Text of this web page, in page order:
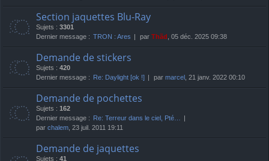
Section jaquettes Blu-Ray
Sujets : 3301
Dernier message : TRON : Ares par Thãd , 05 déc. 2025 09:38
Demande de stickers
Sujets : 420
Dernier message : Re: Daylight [ok !] par marcel , 21 janv. 2022 00:10
Demande de pochettes
Sujets : 162
Dernier message : Re: Terreur dans le ciel, Pté…
par chalem , 23 juil. 2011 19:11
Demande de jaquettes
Sujets : 41